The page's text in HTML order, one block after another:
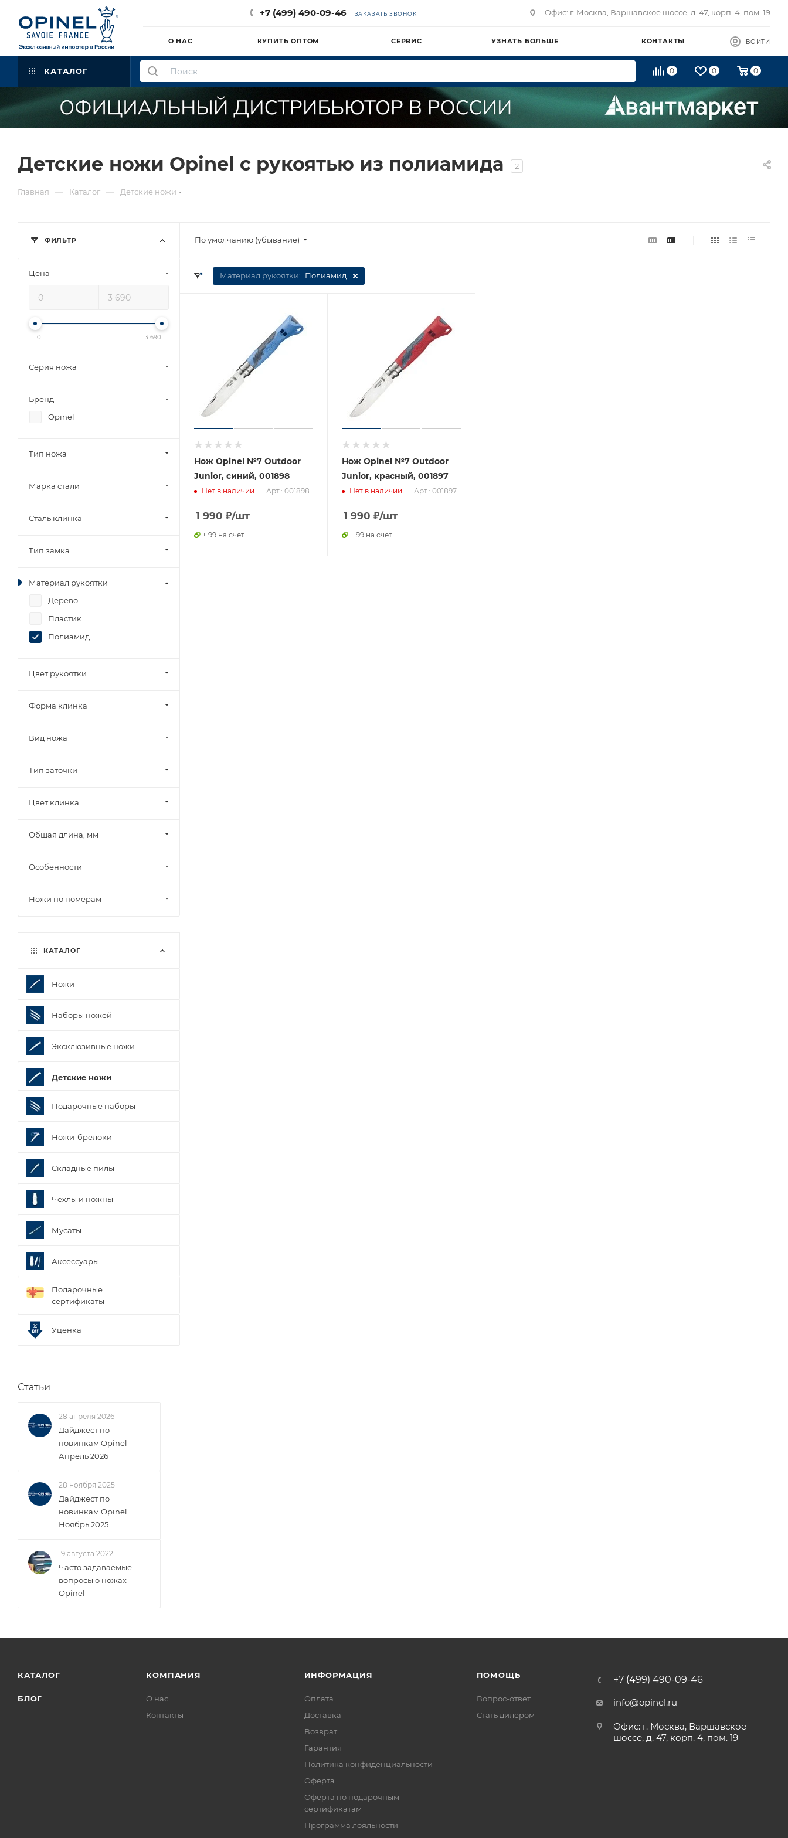
+7 (499) 490-09-46 ЗАКАЗАТЬ ЗВОНОК Офис: г. Москва, Варшавское шоссе, д. 47, корп. 4, пом. 19
О НАС КУПИТЬ ОПТОМ СЕРВИС УЗНАТЬ БОЛЬШЕ КОНТАКТЫ ВОЙТИ
КАТАЛОГ 0 0 0
Детские ножи Opinel с рукоятью из полиамида 2
Главная — Каталог — Детские ножи
По умолчанию (убывание)
Материал рукоятки: Полиамид
Нож Opinel №7 Outdoor
Junior, синий, 001898
Нет в наличии Арт.: 001898
1 990 ₽/шт
+ 99 на счет
Нож Opinel №7 Outdoor
Junior, красный, 001897
Нет в наличии Арт.: 001897
1 990 ₽/шт
+ 99 на счет
ФИЛЬТР
Цена
0 3 690
Серия ножа
Бренд
Opinel
Тип ножа
Марка стали
Сталь клинка
Тип замка
Материал рукоятки
Дерево
Пластик
Полиамид
Цвет рукоятки
Форма клинка
Вид ножа
Тип заточки
Цвет клинка
Общая длина, мм
Особенности
Ножи по номерам
КАТАЛОГ
Ножи
Наборы ножей
Эксклюзивные ножи
Детские ножи
Подарочные наборы
Ножи-брелоки
Складные пилы
Чехлы и ножны
Мусаты
Аксессуары
Подарочные
сертификаты
Уценка
Статьи
28 апреля 2026
Дайджест по
новинкам Opinel
Апрель 2026
28 ноября 2025
Дайджест по
новинкам Opinel
Ноябрь 2025
19 августа 2022
Часто задаваемые
вопросы о ножах
Opinel
КАТАЛОГ
БЛОГ
КОМПАНИЯ
О нас
Контакты
ИНФОРМАЦИЯ
Оплата
Доставка
Возврат
Гарантия
Политика конфиденциальности
Оферта
Оферта по подарочным
сертификатам
Программа лояльности
ПОМОЩЬ
Вопрос-ответ
Стать дилером
+7 (499) 490-09-46
info@opinel.ru
Офис: г. Москва, Варшавское
шоссе, д. 47, корп. 4, пом. 19